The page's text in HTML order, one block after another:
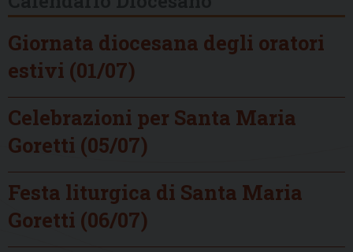
Giornata diocesana degli oratori
estivi (01/07)
Celebrazioni per Santa Maria
Goretti (05/07)
Festa liturgica di Santa Maria
Goretti (06/07)